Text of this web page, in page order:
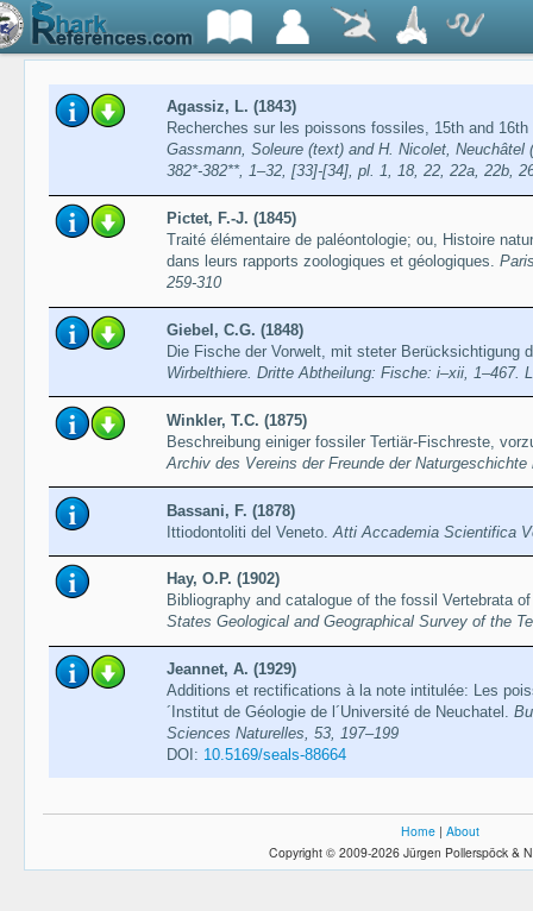
Agassiz, L. (1843)
Recherches sur les poissons fossiles, 15th and
Gassmann, Soleure (text) and H. Nicolet,
382*-382**, 1–32, [33]-[34], pl. 1, 18, 22, 22a, 22b,
Pictet, F.-J. (1845)
Traité élémentaire de paléontologie; ou, Histoire
dans leurs rapports zoologiques et géologiques.
259-310
Giebel, C.G. (1848)
Die Fische der Vorwelt, mit steter Berücksichtigung
Wirbelthiere. Dritte Abtheilung: Fische: i–xii, 1–467.
Winkler, T.C. (1875)
Beschreibung einiger fossiler Tertiär-Fischreste,
Archiv des Vereins der Freunde der
Bassani, F. (1878)
Ittiodontoliti del Veneto. Atti Accademia Scientifica
Hay, O.P. (1902)
Bibliography and catalogue of the fossil Vertebrata
States Geological and Geographical Survey of the
Jeannet, A. (1929)
Additions et rectifications à la note intitulée: Les
´Institut de Géologie de l´Université de Neuchatel.
Sciences Naturelles, 53, 197–199
DOI: 10.5169/seals-88664
Home | About
Copyright © 2009-2026 Jürgen Pollerspöck &